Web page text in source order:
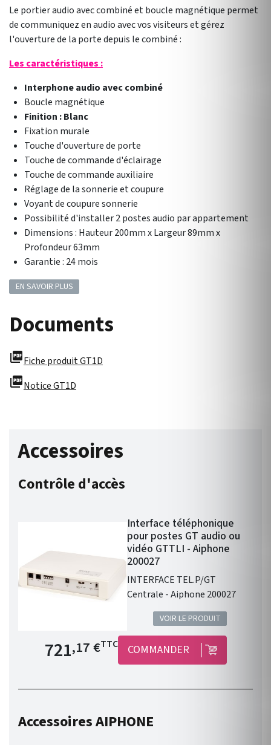
Le portier audio avec combiné et boucle magnétique permet
de communiquez en audio avec vos visiteurs et gérez
l'ouverture de la porte depuis le combiné :
Les caractéristiques :
Interphone audio avec combiné
Boucle magnétique
Finition : Blanc
Fixation murale
Touche d'ouverture de porte
Touche de commande d'éclairage
Touche de commande auxiliaire
Réglage de la sonnerie et coupure
Voyant de coupure sonnerie
Possibilité d'installer 2 postes audio par appartement
Dimensions : Hauteur 200mm x Largeur 89mm x
Profondeur 63mm
Garantie : 24 mois
EN SAVOIR PLUS
Documents
picture_as_pdfFiche produit GT1D
picture_as_pdfNotice GT1D
Accessoires
Contrôle d'accès
Interface téléphonique
pour postes GT audio ou
vidéo GTTLI - Aiphone
200027
INTERFACE TEL.P/GT
Centrale - Aiphone 200027
VOIR LE PRODUIT
Prix de base
721,17 €TTC COMMANDER
Accessoires AIPHONE